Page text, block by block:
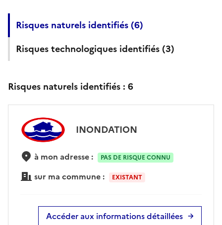
Risques naturels identifiés (6)
Risques technologiques identifiés (3)
Risques naturels identifiés : 6
INONDATION
à mon adresse : PAS DE RISQUE CONNU
sur ma commune : EXISTANT
Accéder aux informations détaillées